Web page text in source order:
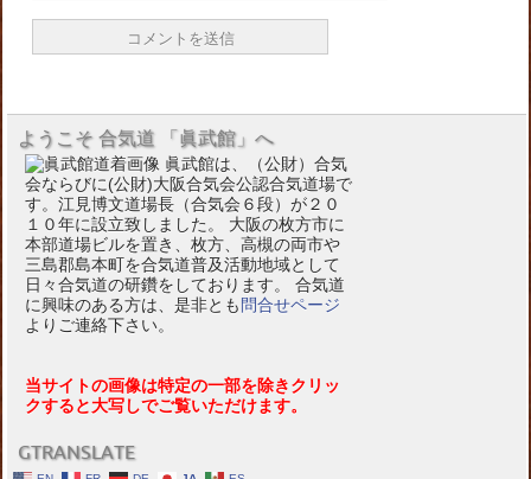
ようこそ 合気道 「眞武館」へ
眞武館は、（公財）合気
会ならびに(公財)大阪合気会公認合気道場で
す。江見博文道場長（合気会６段）が２０
１０年に設立致しました。 大阪の枚方市に
本部道場ビルを置き、枚方、高槻の両市や
三島郡島本町を合気道普及活動地域として
日々合気道の研鑽をしております。 合気道
に興味のある方は、是非とも 問合せページ
よりご連絡下さい。
当サイトの画像は特定の一部を除きクリッ
クすると大写しでご覧いただけます。
GTRANSLATE